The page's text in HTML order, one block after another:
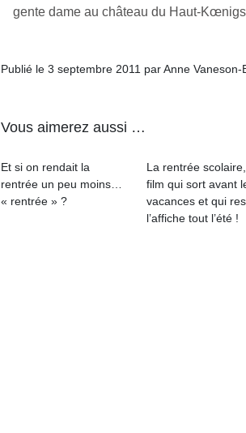
gente dame au château du Haut-
Publié le 3 septembre 2011 par Anne Vaneson-
Vous aimerez aussi …
Et si on rendait la
rentrée un peu moins…
« rentrée » ?
La rentrée
film qui sort avant
vacances et qui
l’affiche tout l’été !
physique